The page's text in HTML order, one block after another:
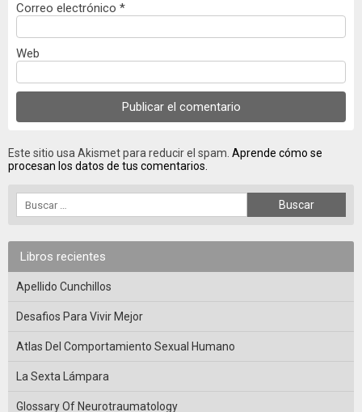
Correo electrónico *
Web
Este sitio usa Akismet para reducir el spam. Aprende cómo se
procesan los datos de tus comentarios.
Libros recientes
Apellido Cunchillos
Desafios Para Vivir Mejor
Atlas Del Comportamiento Sexual Humano
La Sexta Lámpara
Glossary Of Neurotraumatology